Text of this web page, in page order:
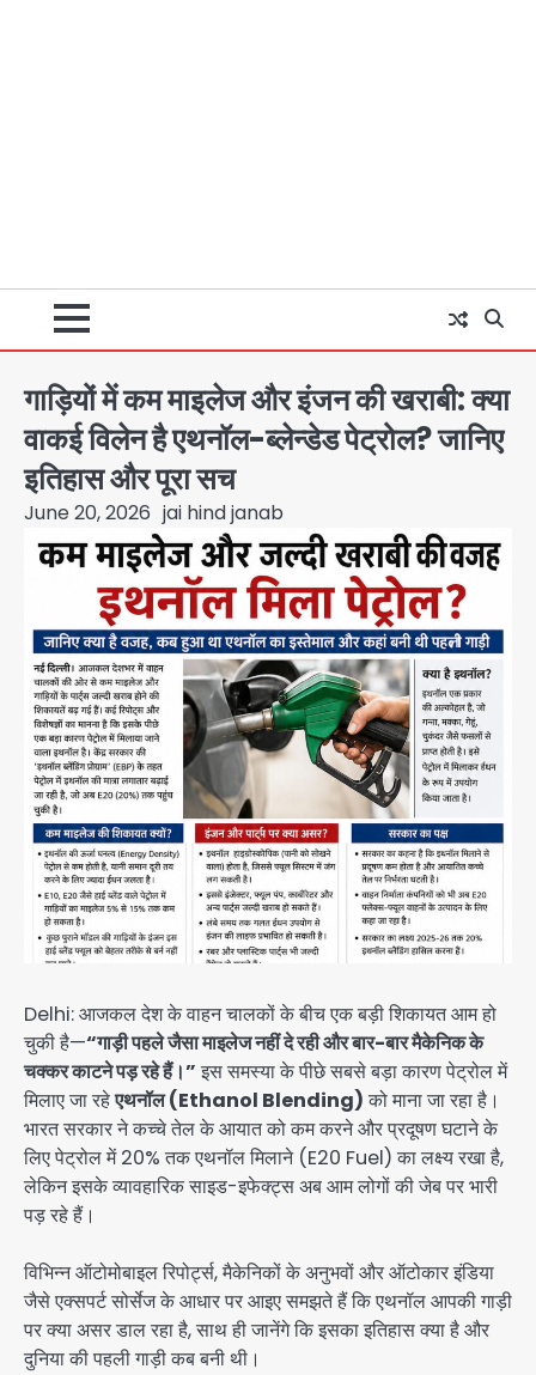
गाड़ियों में कम माइलेज और इंजन की खराबी: क्या
वाकई विलेन है एथनॉल-ब्लेन्डेड पेट्रोल? जानिए
इतिहास और पूरा सच
June 20, 2026 jai hind janab
Delhi: आजकल देश के वाहन चालकों के बीच एक बड़ी शिकायत आम हो
चुकी है—“गाड़ी पहले जैसा माइलेज नहीं दे रही और बार-बार मैकेनिक के
चक्कर काटने पड़ रहे हैं।”इस समस्या के पीछे सबसे बड़ा कारण पेट्रोल में
मिलाए जा रहेएथनॉल (Ethanol Blending)को माना जा रहा है।
भारत सरकार ने कच्चे तेल के आयात को कम करने और प्रदूषण घटाने के
लिए पेट्रोल में 20% तक एथनॉल मिलाने (E20 Fuel) का लक्ष्य रखा है,
लेकिन इसके व्यावहारिक साइड-इफेक्ट्स अब आम लोगों की जेब पर भारी
पड़ रहे हैं।
विभिन्न ऑटोमोबाइल रिपोर्ट्स, मैकेनिकों के अनुभवों और ऑटोकार इंडिया
जैसे एक्सपर्ट सोर्सेज के आधार पर आइए समझते हैं कि एथनॉल आपकी गाड़ी
पर क्या असर डाल रहा है, साथ ही जानेंगे कि इसका इतिहास क्या है और
दुनिया की पहली गाड़ी कब बनी थी।